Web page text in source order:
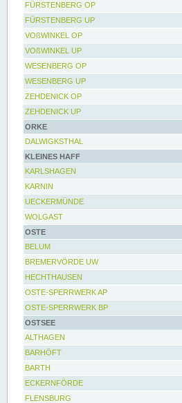
FÜRSTENBERG OP
FÜRSTENBERG UP
VOßWINKEL OP
VOßWINKEL UP
WESENBERG OP
WESENBERG UP
ZEHDENICK OP
ZEHDENICK UP
ORKE
DALWIGKSTHAL
KLEINES HAFF
KARLSHAGEN
KARNIN
UECKERMÜNDE
WOLGAST
OSTE
BELUM
BREMERVÖRDE UW
HECHTHAUSEN
OSTE-SPERRWERK AP
OSTE-SPERRWERK BP
OSTSEE
ALTHAGEN
BARHÖFT
BARTH
ECKERNFÖRDE
FLENSBURG